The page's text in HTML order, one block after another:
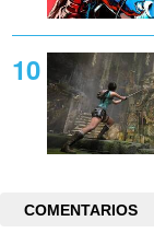
COMENTARIOS